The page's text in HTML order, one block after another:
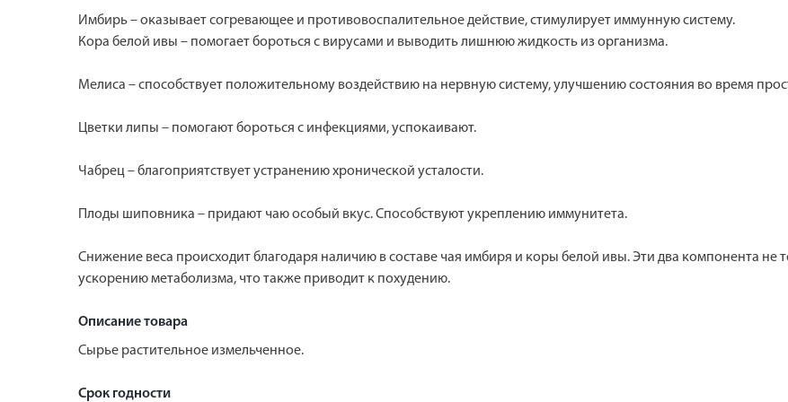
Имбирь – оказывает согревающее и противовоспалительное действие, стимулирует иммунную систему.
Кора белой ивы – помогает бороться с вирусами и выводить лишнюю жидкость из организма.
Мелиса – способствует положительному воздействию на нервную систему, улучшению состояния во время
Цветки липы – помогают бороться с инфекциями, успокаивают.
Чабрец – благоприятствует устранению хронической усталости.
Плоды шиповника – придают чаю особый вкус. Способствуют укреплению иммунитета.
Снижение веса происходит благодаря наличию в составе чая имбиря и коры белой ивы. Эти два компонента не
ускорению метаболизма, что также приводит к похудению.
Описание товара
Сырье растительное измельченное.
Срок годности